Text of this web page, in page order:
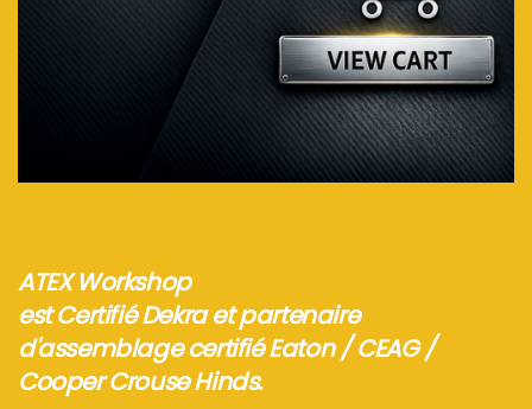
Voir plus...
ATEX Workshop
est Certifié Dekra et partenaire
d'assemblage certifié Eaton / CEAG /
Cooper Crouse Hinds.